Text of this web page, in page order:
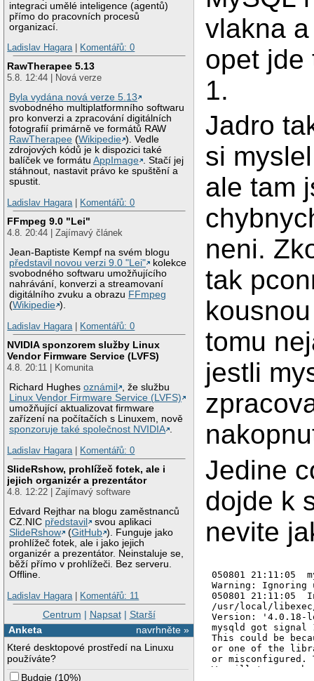
integraci umělé inteligence (agentů)
přímo do pracovních procesů
organizací.
Ladislav Hagara| Komentářů: 0
RawTherapee 5.13
5.8. 12:44 | Nová verze
Byla vydána nová verze 5.13
svobodného multiplatformního softwaru
pro konverzi a zpracování digitálních
fotografií primárně ve formátů RAW
RawTherapee (Wikipedie ). Vedle
zdrojových kódů je k dispozici také
balíček ve formátuAppImage . Stačí jej
stáhnout, nastavit právo ke spuštění a
spustit.
Ladislav Hagara| Komentářů: 0
FFmpeg 9.0 "Lei"
4.8. 20:44 | Zajímavý článek
Jean-Baptiste Kempf na svém blogu
představil novou verzi 9.0 "Lei"
kolekce
svobodného softwaru umožňujícího
nahrávání, konverzi a streamovaní
digitálního zvuku a obrazu FFmpeg
(Wikipedie ).
Ladislav Hagara| Komentářů: 0
NVIDIA sponzorem služby Linux
Vendor Firmware Service (LVFS)
4.8. 20:11 | Komunita
Richard Hughesoznámil
, že službu
Linux Vendor Firmware Service (LVFS)
umožňující aktualizovat firmware
zařízení na počítačích s Linuxem, nově
sponzoruje také společnost NVIDIA .
Ladislav Hagara| Komentářů: 0
SlideRshow, prohlížeč fotek, ale i
jejich organizér a prezentátor
4.8. 12:22 | Zajímavý software
Edvard Rejthar na blogu zaměstnanců
CZ.NIC představil
svou aplikaci
SlideRshow
(GitHub ). Funguje jako
prohlížeč fotek, ale i jako jejich
organizér a prezentátor. Neinstaluje se,
běží přímo v prohlížeči. Bez serveru.
Offline.
Ladislav Hagara| Komentářů: 11
Centrum | Napsat| Starší
navrhněte »
Anketa
Které desktopové prostředí na Linuxu
používáte?
Budgie (10%)
vlakna
opet jde
1.
Jadro
si
ale tam
neni.
tak
tomu
jestli
Jedine
dojde k
nevite
050801 21:11:05
Warning:
050801 21:11:05
/usr/local/
Version: '4.0.18-
mysqld got signal
This could be
or one of the
or misconfigured.
We will try our